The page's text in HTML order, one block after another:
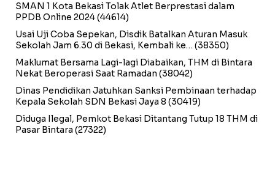
SMAN 1 Kota Bekasi Tolak Atlet Berprestasi dalam
PPDB Online 2024(44614)
Usai Uji Coba Sepekan, Disdik Batalkan Aturan Masuk
Sekolah Jam 6.30 di Bekasi, Kembali ke… (38350)
Maklumat Bersama Lagi-lagi Diabaikan, THM di Bintara
Nekat Beroperasi Saat Ramadan (38042)
Dinas Pendidikan Jatuhkan Sanksi Pembinaan terhadap
Kepala Sekolah SDN Bekasi Jaya 8 (30419)
Diduga Ilegal, Pemkot Bekasi Ditantang Tutup 18 THM di
Pasar Bintara (27322)